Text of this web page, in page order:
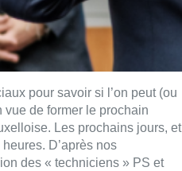
pour savoir si l’on peut (ou
de former le prochain
Les prochains jours, et
D’après nos
des « techniciens » PS et